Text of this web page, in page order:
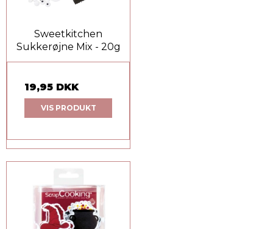
Sweetkitchen
Sukkerøjne Mix - 20g
19,95 DKK
VIS PRODUKT